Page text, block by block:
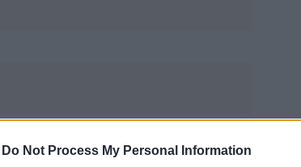
Do Not Process My Personal Information
valóságos alapja van. A